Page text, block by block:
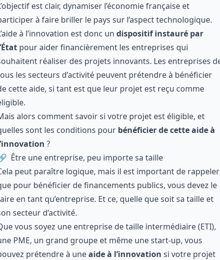
est clair, dynamiser l’économie française et
à faire briller le pays sur l’aspect technologique.
à l’innovation est donc un dispositif instauré par
pour aider financièrement les entreprises qui
réaliser des projets innovants. Les entreprises
les secteurs d’activité peuvent prétendre à bénéficier
cette aide, si tant est que leur projet est reçu comme
alors comment savoir si votre projet est éligible, et
sont les conditions pour bénéficier de cette aide à
?
Être une entreprise, peu importe sa taille
peut paraître logique, mais il est important de rappeler
pour bénéficier de financements publics, vous devez le
en tant qu’entreprise. Et ce, quelle que soit sa taille et
secteur d’activité.
vous soyez une entreprise de taille intermédiaire (ETI),
PME, un grand groupe et même une start-up, vous
prétendre à uneaide à l’innovation si votre projet